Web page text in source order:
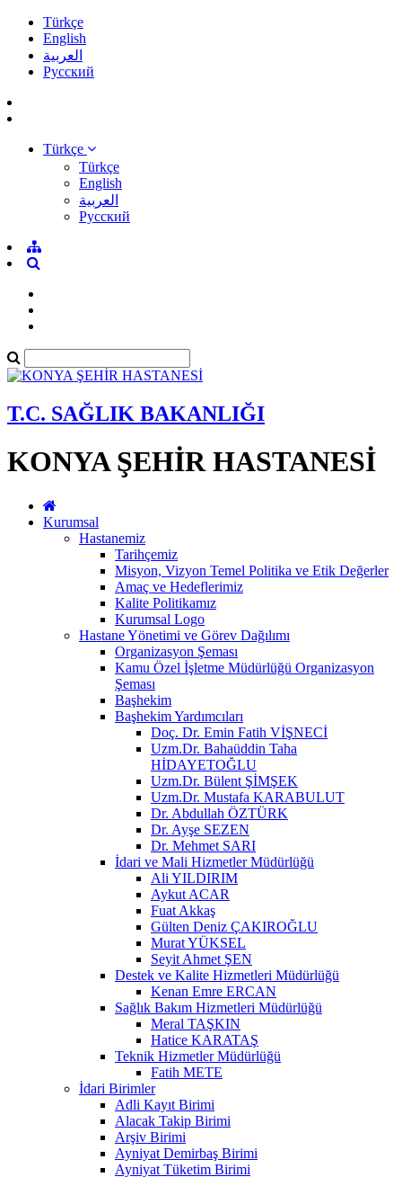
Türkçe
English
العربية
Pусский
Türkçe
Türkçe
English
العربية
Pусский
T.C. SAĞLIK BAKANLIĞI
KONYA ŞEHİR HASTANESİ
Kurumsal
Hastanemiz
Tarihçemiz
Misyon, Vizyon Temel Politika ve Etik Değerler
Amaç ve Hedeflerimiz
Kalite Politikamız
Kurumsal Logo
Hastane Yönetimi ve Görev Dağılımı
Organizasyon Şeması
Kamu Özel İşletme Müdürlüğü Organizasyon
Şeması
Başhekim
Başhekim Yardımcıları
Doç. Dr. Emin Fatih VİŞNECİ
Uzm.Dr. Bahaüddin Taha
HİDAYETOĞLU
Uzm.Dr. Bülent ŞİMŞEK
Uzm.Dr. Mustafa KARABULUT
Dr. Abdullah ÖZTÜRK
Dr. Ayşe SEZEN
Dr. Mehmet SARI
İdari ve Mali Hizmetler Müdürlüğü
Ali YILDIRIM
Aykut ACAR
Fuat Akkaş
Gülten Deniz ÇAKIROĞLU
Murat YÜKSEL
Seyit Ahmet ŞEN
Destek ve Kalite Hizmetleri Müdürlüğü
Kenan Emre ERCAN
Sağlık Bakım Hizmetleri Müdürlüğü
Meral TAŞKIN
Hatice KARATAŞ
Teknik Hizmetler Müdürlüğü
Fatih METE
İdari Birimler
Adli Kayıt Birimi
Alacak Takip Birimi
Arşiv Birimi
Ayniyat Demirbaş Birimi
Ayniyat Tüketim Birimi